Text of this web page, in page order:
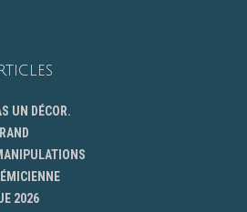
UN DÉCOR.
2026